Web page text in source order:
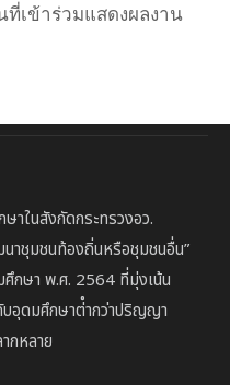
เข้าร่วมแสดงผลงาน
าในสังกัดกระทรวงอว.
าชุมชนท้องถิ่นหรือชุมชนอื่น”
กษา พ.ศ. 2564 ที่มุ่งเน้น
บอุดมศึกษาต่ํากว่าปริญญา
กหลาย